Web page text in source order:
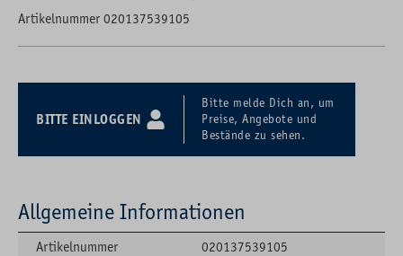
Artikelnummer 020137539105
BITTE EINLOGGEN
Bitte melde Dich an, um
Preise, Angebote und
Bestände zu sehen.
Allgemeine Informationen
Artikelnummer
020137539105